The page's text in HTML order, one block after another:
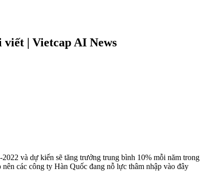
| Vietcap AI News
và dự kiến sẽ tăng trưởng trung bình 10% mỗi năm trong
các công ty Hàn Quốc đang nỗ lực thâm nhập vào đây